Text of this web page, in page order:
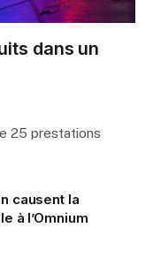
dans un
25 prestations
causent la
à l’Omnium